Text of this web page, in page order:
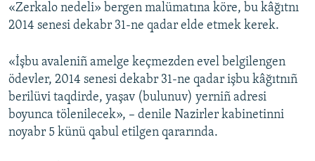
Українською
QOŞULIÑIZ!
RFE/RS bütün saytları
«Zerkalo nedeli» bergen malümatına köre, bu kâğıtnı
2014 senesi dekabr 31-ne qadar elde etmek kerek.
«İşbu avaleniñ amelge keçmezden evel belgilengen
ödevler, 2014 senesi dekabr 31-ne qadar işbu kâğıtnıñ
berilüvi taqdirde, yaşav (bulunuv) yerniñ adresi
boyunca tölenilecek», – denile Nazirler kabinetinni
noyabr 5 künü qabul etilgen qararında.